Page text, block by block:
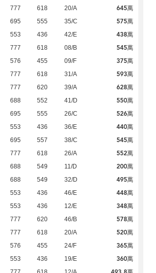
777 618 20/A 645萬
695 555 35/C 575萬
553 436 42/E 438萬
777 618 08/B 545萬
576 455 09/F 375萬
777 618 31/A 593萬
777 620 39/A 628萬
688 552 41/D 550萬
695 555 26/C 526萬
553 436 36/E 440萬
695 557 38/C 545萬
777 618 26/A 552萬
688 549 11/D 200萬
688 549 32/D 495萬
553 436 46/E 448萬
553 436 12/E 348萬
777 620 46/B 578萬
777 618 20/A 520萬
576 455 24/F 365萬
553 436 19/E 360萬